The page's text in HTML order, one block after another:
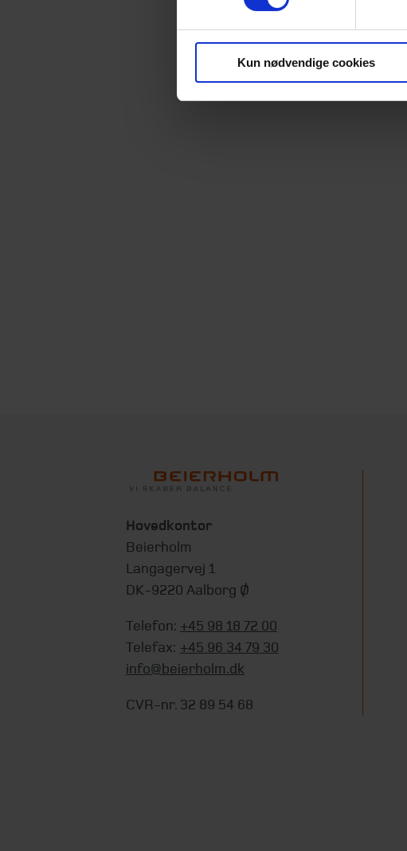
Kun nødvendige cookies
Hvis du har
Beierholms
Hovedkontor
Beierholm
Langagervej 1
DK-9220 Aalborg Ø
Telefon: +45 98 18 72 00
Telefax: +45 96 34 79 30
info@beierholm.dk
CVR-nr. 32 89 54 68